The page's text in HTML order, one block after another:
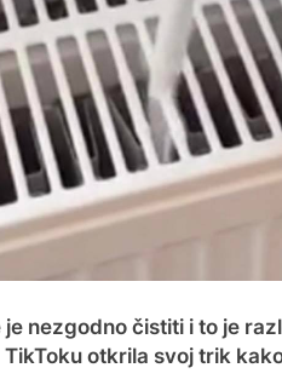
je nezgodno čistiti i to je
TikToku otkrila svoj trik